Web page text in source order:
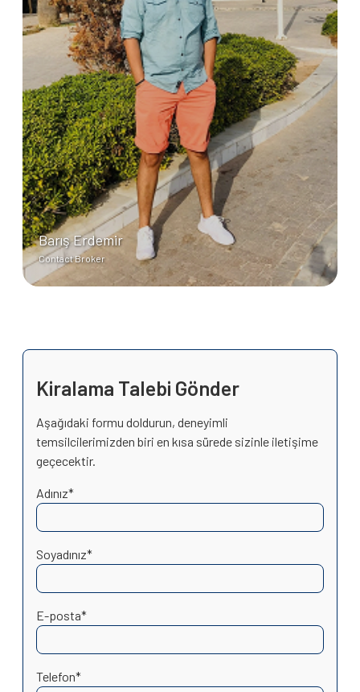
Barış Erdemir
Contact Broker
Kiralama Talebi Gönder
Aşağıdaki formu doldurun, deneyimli
temsilcilerimizden biri en kısa sürede sizinle iletişime
geçecektir.
Adınız*
Soyadınız*
E-posta*
Telefon*